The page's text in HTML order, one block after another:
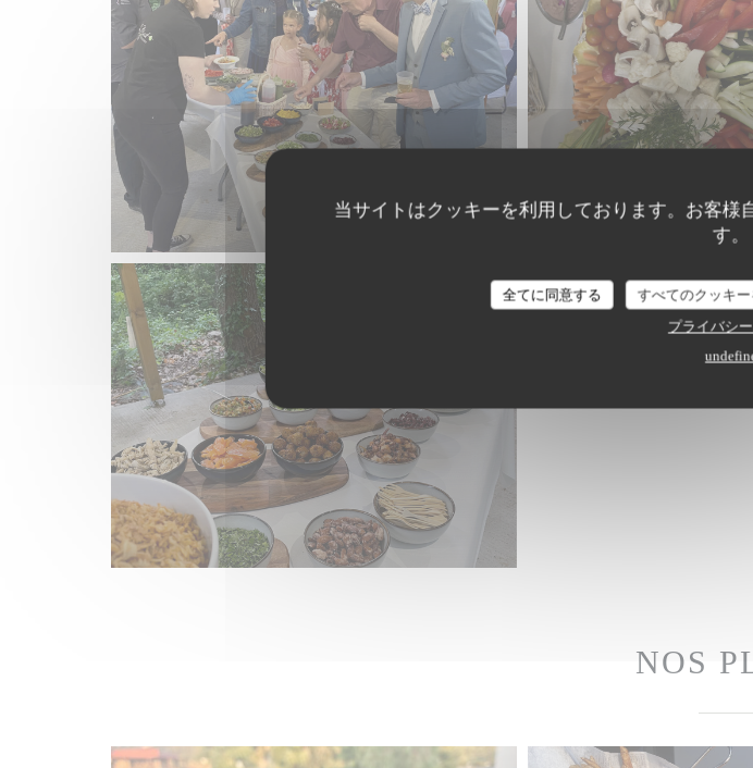
当サイトはクッキーを利用しております。お客様
す。
全てに同意する すべてのクッキ
プライバシ
NOS